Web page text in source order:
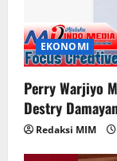
EKONOMI
Perry Warjiyo
Destry
Redaksi MIM